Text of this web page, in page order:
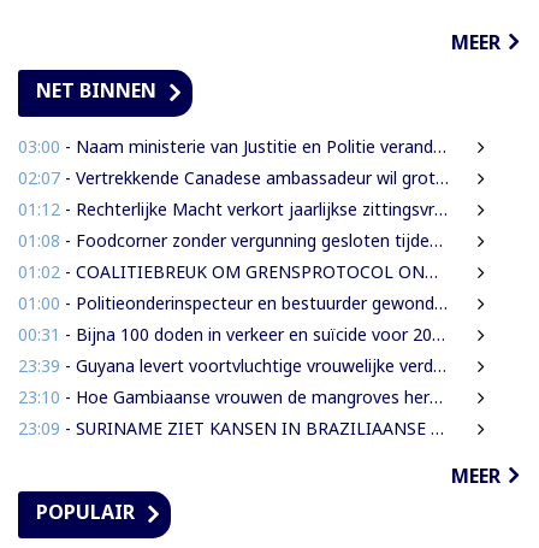
MEER
NET BINNEN
03:00 - Naam ministerie van Justitie en Politie verandert naar Justitie en Veiligheid
02:07 - Vertrekkende Canadese ambassadeur wil grotere rol voor Canada in Suriname
01:12 - Rechterlijke Macht verkort jaarlijkse zittingsvrije periode naar één maand
01:08 - Foodcorner zonder vergunning gesloten tijdens derde dag integrale controles
01:02 - COALITIEBREUK OM GRENSPROTOCOL ONWAARSCHIJNLIJK
01:00 - Politieonderinspecteur en bestuurder gewond nadat auto over de kop slaat
00:31 - Bijna 100 doden in verkeer en suïcide voor 2026 is veel te veel’, zegt Lau
23:39 - Guyana levert voortvluchtige vrouwelijke verdachte in mensenhandel uit aan Suriname
23:10 - Hoe Gambiaanse vrouwen de mangroves herstellen die Banjul beschermen
23:09 - SURINAME ZIET KANSEN IN BRAZILIAANSE RADARTECHNOLOGIE VOOR GRENSBEWAKING EN VEILIGHEID
MEER
POPULAIR